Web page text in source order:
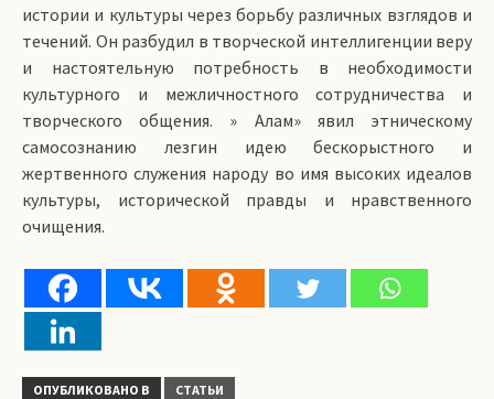
истории и культуры через борьбу различных взглядов и
течений. Он разбудил в творческой интеллигенции веру
и настоятельную потребность в необходимости
культурного и межличностного сотрудничества и
творческого общения. » Алам» явил этническому
самосознанию лезгин идею бескорыстного и
жертвенного служения народу во имя высоких идеалов
культуры, исторической правды и нравственного
очищения.
ОПУБЛИКОВАНО В СТАТЬИ